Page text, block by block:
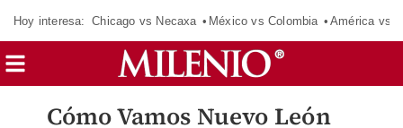
Hoy interesa: Chicago vs Necaxa México vs Colombia América vs
Cómo Vamos Nuevo León